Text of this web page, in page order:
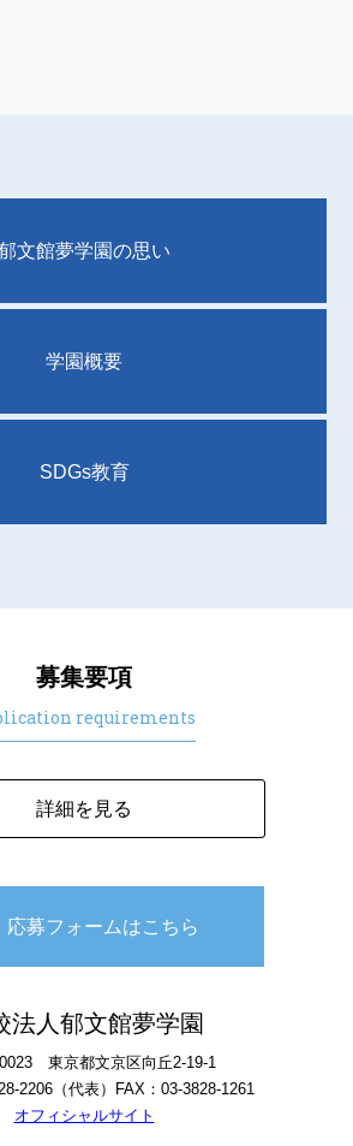
文館夢学園の思い
学園概要
SDGs教育
募集要項
requirements
詳細を見る
募フォームはこちら
法人郁文館夢学園
東京都文京区向丘2-19-1
2206（代表）FAX：03-3828-1261
オフィシャルサイト